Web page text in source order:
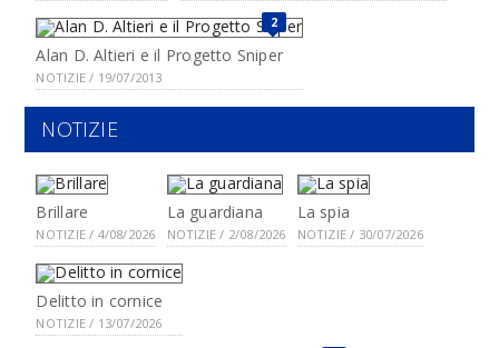
2
Alan D. Altieri e il Progetto Sniper
NOTIZIE / 19/07/2013
NOTIZIE
Brillare
NOTIZIE / 4/08/2026
La guardiana
NOTIZIE / 2/08/2026
La spia
NOTIZIE / 30/07/2026
Delitto in cornice
NOTIZIE / 13/07/2026